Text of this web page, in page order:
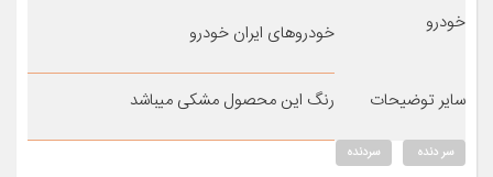
خودرو
خودروهای ایران خودرو
سایر توضیحات رنگ این محصول مشکی میباشد
سر دنده سردنده